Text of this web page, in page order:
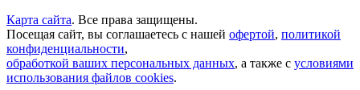
Карта сайта. Все права защищены.
Посещая сайт, вы соглашаетесь с нашей офертой, политикой
конфиденциальности,
обработкой ваших персональных данных, а также с условиями
использования файлов cookies.